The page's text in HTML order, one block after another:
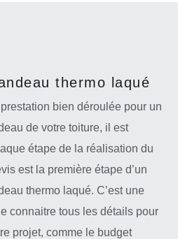
thermo laqué
bien déroulée pour un
de votre toiture, il est
étape de la réalisation du
est la première étape d’un
thermo laqué. C’est une
connaitre tous les détails pour
projet, comme le budget